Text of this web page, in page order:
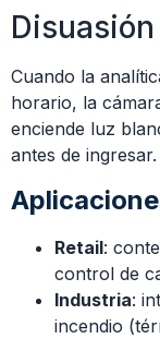
Cuando la
horario, la
enciende luz
antes de
Retail:
control de
Industria:
incendio